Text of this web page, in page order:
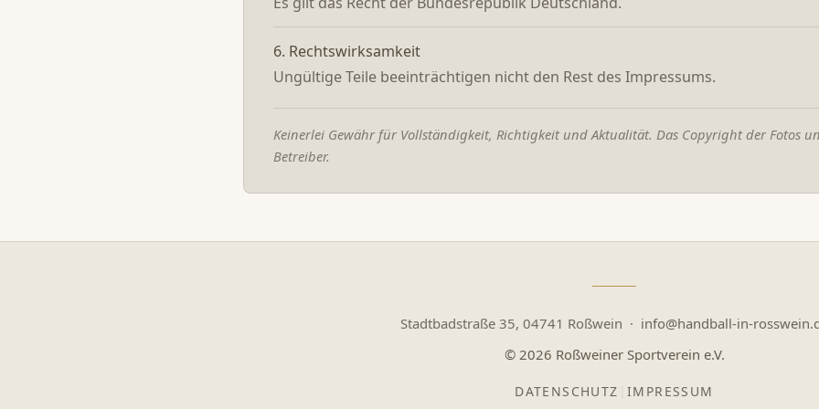
6. Rechtswirksamkeit
Ungültige Teile beeinträchtigen nicht den Rest des Impressums.
Keinerlei Gewähr für Vollständigkeit, Richtigkeit und Aktualität. Das Copyright der Fotos
Betreiber.
Stadtbadstraße 35, 04741 Roßwein · info@handball-in-
© 2026 Roßweiner Sportverein e.V.
DATENSCHUTZ |IMPRESSUM